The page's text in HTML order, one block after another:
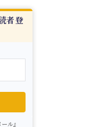
者登
ル』